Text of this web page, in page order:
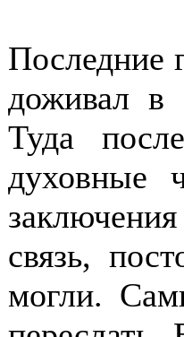
Последние
доживал в
Туда
духовные
связь,
могли.